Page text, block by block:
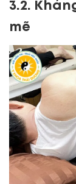
3.2.
mẽ